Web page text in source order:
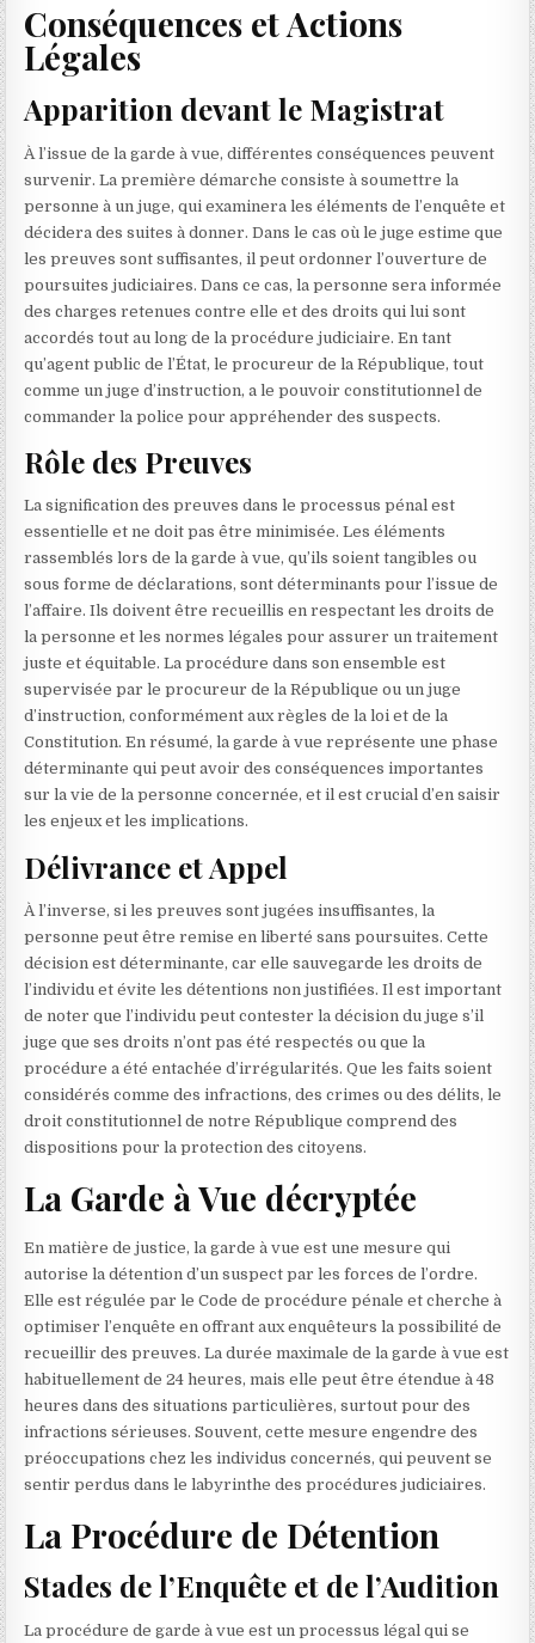
Conséquences et Actions
Légales
Apparition devant le Magistrat
À l’issue de la garde à vue, différentes conséquences peuvent
survenir. La première démarche consiste à soumettre la
personne à un juge, qui examinera les éléments de l’enquête et
décidera des suites à donner. Dans le cas où le juge estime que
les preuves sont suffisantes, il peut ordonner l’ouverture de
poursuites judiciaires. Dans ce cas, la personne sera informée
des charges retenues contre elle et des droits qui lui sont
accordés tout au long de la procédure judiciaire. En tant
qu’agent public de l’État, le procureur de la République, tout
comme un juge d’instruction, a le pouvoir constitutionnel de
commander la police pour appréhender des suspects.
Rôle des Preuves
La signification des preuves dans le processus pénal est
essentielle et ne doit pas être minimisée. Les éléments
rassemblés lors de la garde à vue, qu’ils soient tangibles ou
sous forme de déclarations, sont déterminants pour l’issue de
l’affaire. Ils doivent être recueillis en respectant les droits de
la personne et les normes légales pour assurer un traitement
juste et équitable. La procédure dans son ensemble est
supervisée par le procureur de la République ou un juge
d’instruction, conformément aux règles de la loi et de la
Constitution. En résumé, la garde à vue représente une phase
déterminante qui peut avoir des conséquences importantes
sur la vie de la personne concernée, et il est crucial d’en saisir
les enjeux et les implications.
Délivrance et Appel
À l’inverse, si les preuves sont jugées insuffisantes, la
personne peut être remise en liberté sans poursuites. Cette
décision est déterminante, car elle sauvegarde les droits de
l’individu et évite les détentions non justifiées. Il est important
de noter que l’individu peut contester la décision du juge s’il
juge que ses droits n’ont pas été respectés ou que la
procédure a été entachée d’irrégularités. Que les faits soient
considérés comme des infractions, des crimes ou des délits, le
droit constitutionnel de notre République comprend des
dispositions pour la protection des citoyens.
La Garde à Vue décryptée
En matière de justice, la garde à vue est une mesure qui
autorise la détention d’un suspect par les forces de l’ordre.
Elle est régulée par le Code de procédure pénale et cherche à
optimiser l’enquête en offrant aux enquêteurs la possibilité de
recueillir des preuves. La durée maximale de la garde à vue est
habituellement de 24 heures, mais elle peut être étendue à 48
heures dans des situations particulières, surtout pour des
infractions sérieuses. Souvent, cette mesure engendre des
préoccupations chez les individus concernés, qui peuvent se
sentir perdus dans le labyrinthe des procédures judiciaires.
La Procédure de Détention
Stades de l’Enquête et de l’Audition
La procédure de garde à vue est un processus légal qui se